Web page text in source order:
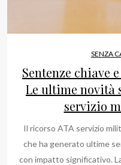
SENZA
Sentenze chiave
Le ultime novità
servizio
Il ricorso ATA servizio
che ha generato ultime
con impatto significativo.